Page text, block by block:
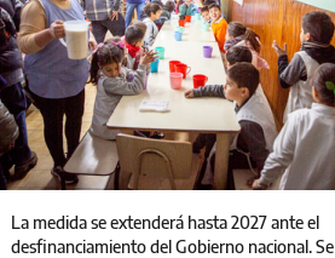
La medida se extenderá hasta 2027 ante el
desfinanciamiento del Gobierno nacional. Se